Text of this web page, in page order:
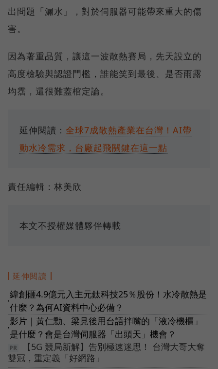
出問題「漏水」，對於伺服器可能帶來重大的傷
害。
因為著重品質，讓這一波散熱賽局，先天設立的
高度檢驗與認證門檻，誰能笑到最後、是否雨露
均霑，還很難蓋棺定論。
延伸閱讀： 全球7成散熱產業在台灣！AI帶
動水冷需求，台廠起飛關鍵在這一點
責任編輯：林美欣
本文不授權媒體夥伴轉載
延伸閱讀
●
緯創砸4.9億元入主元鈦科技25％股份！水冷散熱是
什麼？為何AI資料中心必備？
●
影片｜黃仁勳、梁見後用台語拌嘴的「液冷機櫃」
是什麼？會是台灣伺服器「出頭天」機會？
【5G 競局新解】告別極速迷思！ 台灣大哥大奪
雙冠，重定義「好網路」